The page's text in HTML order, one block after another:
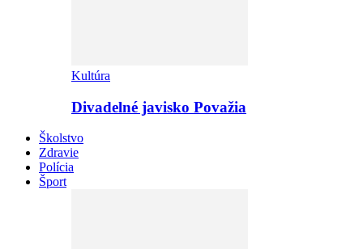
Kultúra
Divadelné javisko Považia
Školstvo
Zdravie
Polícia
Šport